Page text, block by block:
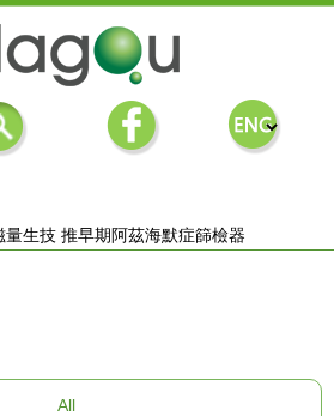
量生技 推早期阿茲海默症篩檢器
All